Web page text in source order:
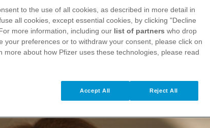
alan Seda Tamur Oğralı, Mayıs 2021
to the use of all cookies, as described in more detail in
all cookies, except essential cookies, by clicking "Decline
more information, including our list of partners who drop
your preferences or to withdraw your consent, please click on
more about how Pfizer uses these technologies, please read
Reject All
Accept All